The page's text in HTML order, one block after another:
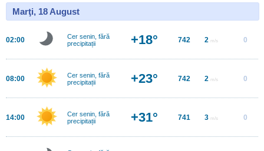
Marţi, 18 August
02:00
Cer senin, fără
precipitații
+18° 742 2 m/s 0
08:00
Cer senin, fără
precipitații
+23° 742 2 m/s 0
14:00
Cer senin, fără
precipitații
+31° 741 3 m/s 0